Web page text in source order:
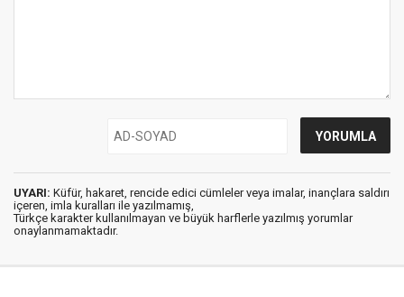
UYARI: Küfür, hakaret, rencide edici cümleler veya imalar, inançlara saldırı
içeren, imla kuralları ile yazılmamış,
Türkçe karakter kullanılmayan ve büyük harflerle yazılmış yorumlar
onaylanmamaktadır.